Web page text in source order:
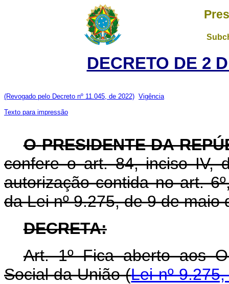
DECRETO DE 2
(Revogado pelo Decreto nº 11.045, de 2022) Vigência
Texto para impressão
O PRESIDENTE DA
confere o art. 84, inciso IV,
autorização contida no art.
da Lei nº 9.275, de 9 de maio
DECRETA:
Art. 1º Fica aberto aos
Social da União (Lei nº